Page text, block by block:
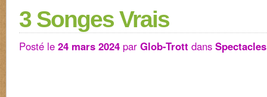
3 Songes Vrais
Posté le 24 mars 2024 par Glob-Trott dans